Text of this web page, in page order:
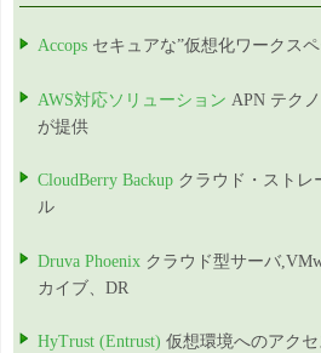
Accops セキュアな”仮想化ワークス
AWS対応ソリューション APN テク
が提供
CloudBerry Backup クラウド・ストレ
ル
Druva Phoenix クラウド型サーバ
カイブ、DR
HyTrust (Entrust) 仮想環境へのアク